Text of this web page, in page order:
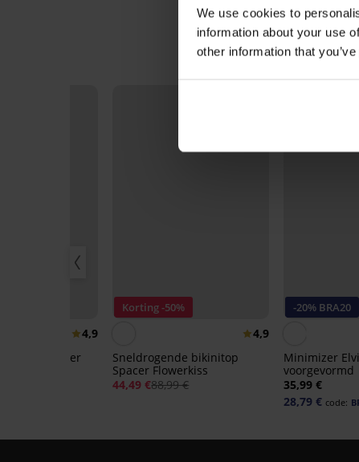
We use cookies to
information about your use
other information that
4,9
Bh Spacer Delicate Flower
Korting -50%
4,9
Sneldrogende bikinitop
Spacer Flowerkiss
44,49 €88,99 €
-20% BRA20
Minimizer
voorgevormd
35,99 €
28,79 € code: